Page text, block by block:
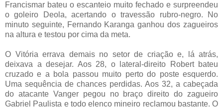
Francismar bateu o escanteio muito fechado e surpreendeu
o goleiro Deola, acertando o travessão rubro-negro. No
minuto seguinte, Fernando Karanga ganhou dos zagueiros
na altura e testou por cima da meta.
O Vitória errava demais no setor de criação e, lá atrás,
deixava a desejar. Aos 28, o lateral-direito Robert bateu
cruzado e a bola passou muito perto do poste esquerdo.
Uma sequência de chances perdidas. Aos 32, a cabeçada
do atacante Vanger pegou no braço direito do zagueiro
Gabriel Paulista e todo elenco mineiro reclamou bastante. O